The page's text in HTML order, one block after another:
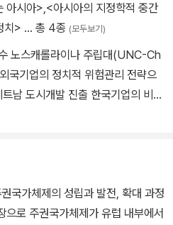
아시아>,<아시아의 지정학적 중간
치> … 총 4종 (모두보기)
노스캐롤라이나 주립대(UNC-Ch
국기업의 정치적 위험관리 전략으
남 도시개발 진출 한국기업의 비시
: 사회평론아카데미)
로 주권국가체제가 유럽 내부에서